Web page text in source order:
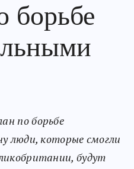
по борьбе
люди, которые смогли
будут